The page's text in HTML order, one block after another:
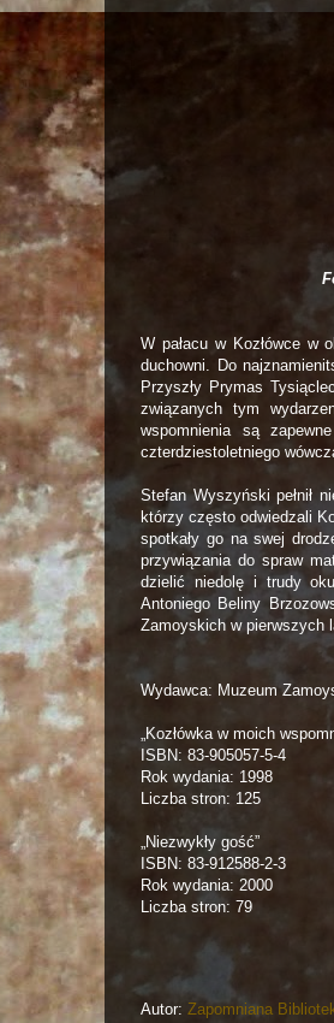
W pałacu w Kozłówce w
duchowni. Do
Przyszły Prymas
związanych tym
wspomnienia są
czterdziestoletniego
Stefan Wyszyński pełnił
którzy często odwiedzali
spotkały go na swej
przywiązania do spraw
dzielić niedolę i trudy
Antoniego Beliny
Zamoyskich w pierwszych
Wydawca: Muzeum
„Kozłówka w moich
ISBN: 83-905057-5-4
Rok wydania: 1998
Liczba stron: 125
„Niezwykły gość”
ISBN: 83-912588-2-3
Rok wydania: 2000
Liczba stron: 79
Autor: Zapomniana